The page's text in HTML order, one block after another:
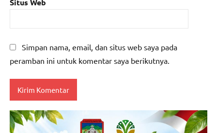
Situs Web
Simpan nama, email, dan situs web saya pada
peramban ini untuk komentar saya berikutnya.